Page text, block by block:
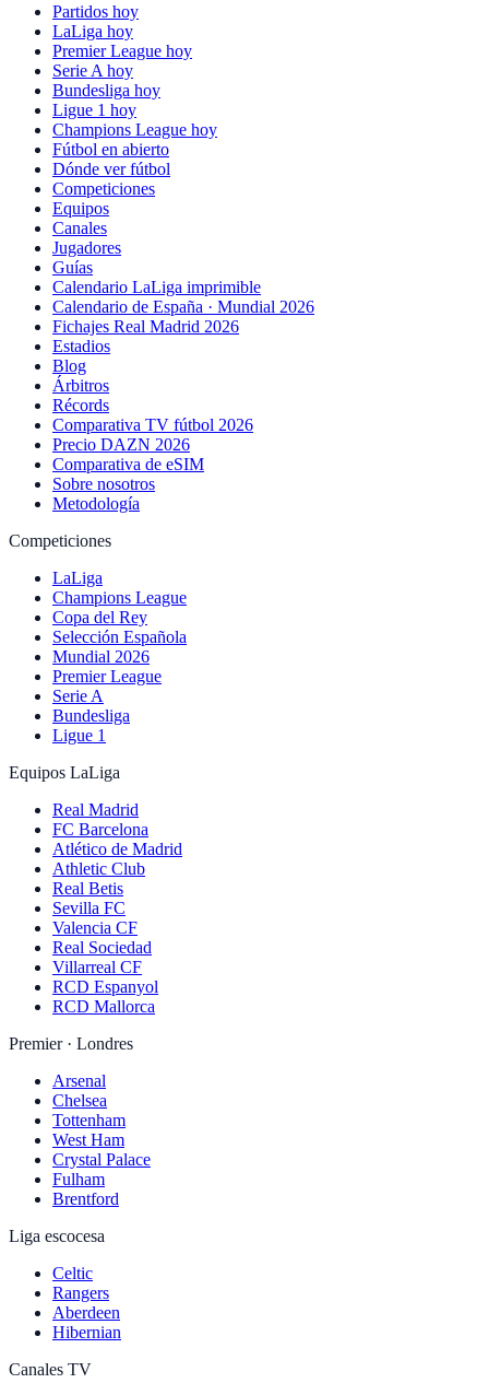
Partidos hoy
LaLiga hoy
Premier League hoy
Serie A hoy
Bundesliga hoy
Ligue 1 hoy
Champions League hoy
Fútbol en abierto
Dónde ver fútbol
Competiciones
Equipos
Canales
Jugadores
Guías
Calendario LaLiga imprimible
Calendario de España · Mundial 2026
Fichajes Real Madrid 2026
Estadios
Blog
Árbitros
Récords
Comparativa TV fútbol 2026
Precio DAZN 2026
Comparativa de eSIM
Sobre nosotros
Metodología
Competiciones
LaLiga
Champions League
Copa del Rey
Selección Española
Mundial 2026
Premier League
Serie A
Bundesliga
Ligue 1
Equipos LaLiga
Real Madrid
FC Barcelona
Atlético de Madrid
Athletic Club
Real Betis
Sevilla FC
Valencia CF
Real Sociedad
Villarreal CF
RCD Espanyol
RCD Mallorca
Premier · Londres
Arsenal
Chelsea
Tottenham
West Ham
Crystal Palace
Fulham
Brentford
Liga escocesa
Celtic
Rangers
Aberdeen
Hibernian
Canales TV